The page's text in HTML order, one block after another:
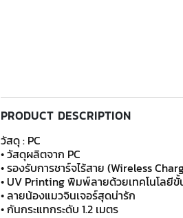
PRODUCT DESCRIPTION
วัสดุ : PC
• วัสดุผลิตจาก PC
• รองรับการชาร์จไร้สาย (Wireless
• UV Printing พิมพ์ลายด้วยเทคโนโลยี
• ลายน้องแมวจินเจอร์สุดน่ารัก
• กันกระแทกระดับ 1.2 เมตร